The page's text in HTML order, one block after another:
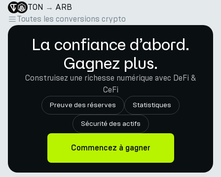
TON → ARB
Toutes les conversions crypto
La confiance d’abord.
Gagnez plus.
Construisez une richesse numérique avec DeFi &
CeFi
Preuve des réserves Statistiques
Sécurité des actifs
Commencez à gagner